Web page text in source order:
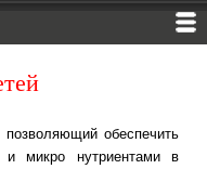
обеспечить
микро нутриентами в